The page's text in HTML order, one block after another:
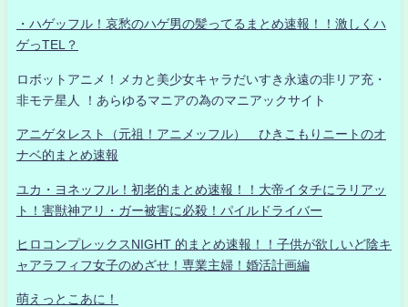
・ハゲッフル！哀愁のハゲ男の髪ってるまとめ速報！！激しくハ
ゲっTEL？
ロボットアニメ！メカと美少女キャラだいすき永遠の非リア充・
非モテ星人 ！あらゆるマニアの為のマニアックサイト
アニゲタレスト（元祖！アニメッフル） ひきこもりニートのオ
ナベ的まとめ速報
ユカ・ヨネッフル！初老的まとめ速報！！大帝イタチにラリアッ
ト！害獣神アリ・ガー被害に必殺！パイルドライバー
ヒロコンプレックスNIGHT 的まとめ速報！！子供が欲しいど陰キ
ャアラフィフ女子のめざせ！専業主婦！婚活計画編
萌えっとこあに！